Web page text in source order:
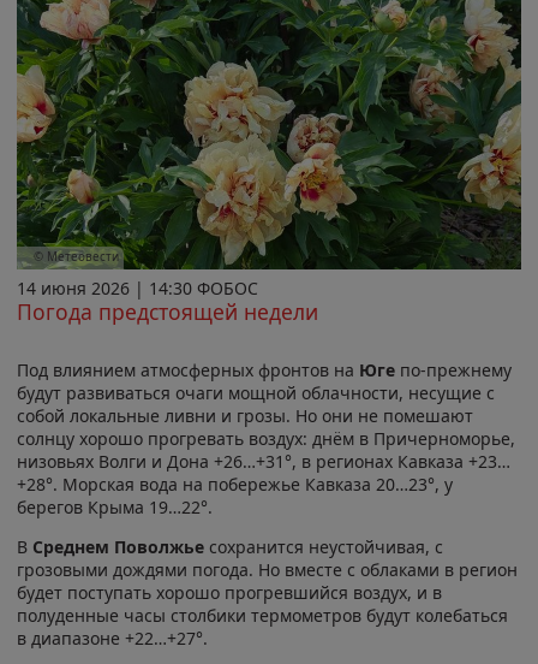
© Метеовести
14 июня 2026 | 14:30 ФОБОС
Погода предстоящей недели
Под влиянием атмосферных фронтов на Юге по-прежнему
будут развиваться очаги мощной облачности, несущие с
собой локальные ливни и грозы. Но они не помешают
солнцу хорошо прогревать воздух: днём в Причерноморье,
низовьях Волги и Дона +26…+31°, в регионах Кавказа +23…
+28°. Морская вода на побережье Кавказа 20…23°, у
берегов Крыма 19…22°.
В Среднем Поволжье сохранится неустойчивая, с
грозовыми дождями погода. Но вместе с облаками в регион
будет поступать хорошо прогревшийся воздух, и в
полуденные часы столбики термометров будут колебаться
в диапазоне +22…+27°.